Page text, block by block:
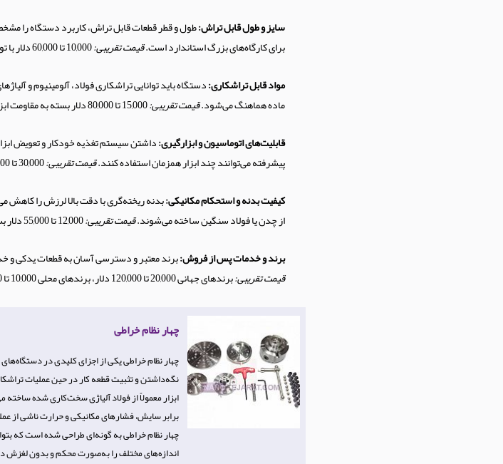
سایز و طول قابل تراش:
برای کارگاه‌های بزرگ استاندارد است.قیمت تقریبی:10,000 تا 60,000 دلار با توجه به سایز و امکانات جانبی.
مواد قابل تراشکاری:دستگاه باید توانایی تراشکاری فولاد، آلومینیوم و
ماده هماهنگ می‌شود.قیمت تقریبی:15,000 تا 80,000 دلار بسته به مقاومت ابزار و موتور.
قابلیت‌های اتوماسیون و ابزارگیری:داشتن سیستم تغذیه خودکار و تعویض
پیشرفته می‌توانند چند ابزار همزمان استفاده کنند.قیمت تقریبی:30,000 تا 100,000 دلار با تجهیزات اتوماسیون کامل.
کیفیت بدنه و استحکام مکانیکی:بدنه ریخته‌گری با دقت بالا لرزش را
از چدن یا فولاد سنگین ساخته می‌شوند.قیمت تقریبی:12,000 تا 55,000 دلار بسته به مواد و طراحی.
برند و خدمات پس از فروش:برند معتبر و دسترسی آسان به قطعات یدکی و
قیمت تقریبی:برندهای جهانی 20,000 تا 120,000 دلار، برندهای محلی 10,000 تا 50,000 دلار.
چهار نظام خراطی
چهار نظام خراطی یکی از اجزای کلیدی در
نگه‌داشتن و تثبیت قطعه کار در حین عملیات
ابزار معمولاً از فولاد آلیاژی سخت‌کاری شده ساخته
برابر سایش، فشارهای مکانیکی و حرارت ناشی از
چهار نظام خراطی به گونه‌ای طراحی شده است که
اندازه‌های مختلف را به‌صورت محکم و بدون لغزش